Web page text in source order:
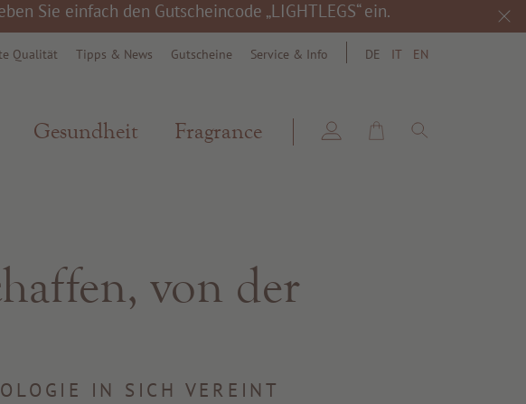
Sie einfach den Gutscheincode „LIGHTLEGS“ ein.
Qualität Tipps & News Gutscheine Service & Info DE IT EN
Gesundheit Fragrance search
von der
IN SICH VEREINT